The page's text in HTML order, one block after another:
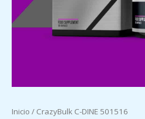
Inicio / CrazyBulk C-DINE 501516